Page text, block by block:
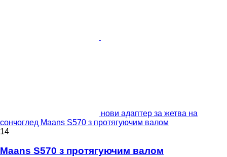
нови адаптер за жетва на
сончоглед Maans S570 з протягуючим валом
14
Maans S570 з протягуючим валом